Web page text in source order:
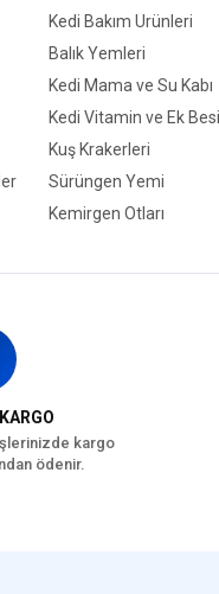
Kedi Bakım Ürünleri
Balık Yemleri
Kedi Mama ve Su Kabı
Kedi Vitamin ve Ek
Kuş Krakerleri
Sürüngen Yemi
Kemirgen Otları
kargo
ödenir.